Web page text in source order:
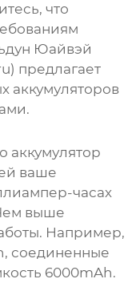
что
Юайвэй
предлагает
аккумуляторов
аккумулятор
ваше
часах
выше
Например,
соединенные
6000mAh.